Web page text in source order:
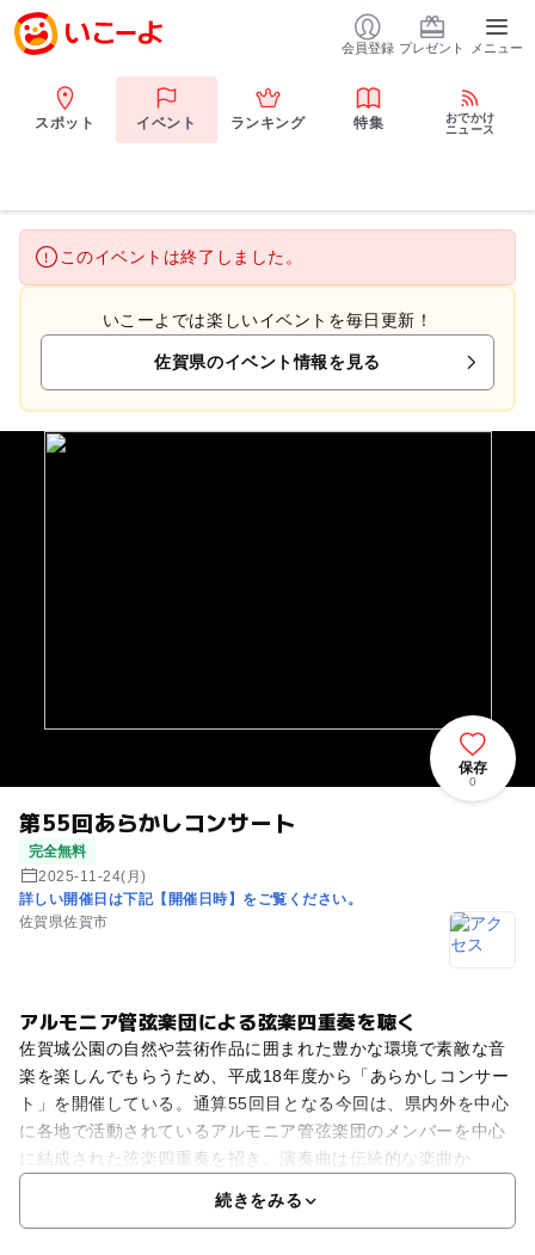
会員登録 プレゼント メニュー
スポット イベント ランキング 特集
おでかけ
ニュース
このイベントは終了しました。
いこーよでは楽しいイベントを毎日更新！
佐賀県のイベント情報を見る
第55回あらかしコンサート
完全無料
2025-11-24(月)
詳しい開催日は下記【開催日時】をご覧ください。
佐賀県佐賀市
保存
0
アルモニア管弦楽団による弦楽四重奏を聴く
佐賀城公園の自然や芸術作品に囲まれた豊かな環境で素敵な音
楽を楽しんでもらうため、平成18年度から「あらかしコンサー
ト」を開催している。通算55回目となる今回は、県内外を中心
に各地で活動されているアルモニア管弦楽団のメンバーを中心
に結成された弦楽四重奏を招き、演奏曲は伝統的な楽曲か
続きをみる